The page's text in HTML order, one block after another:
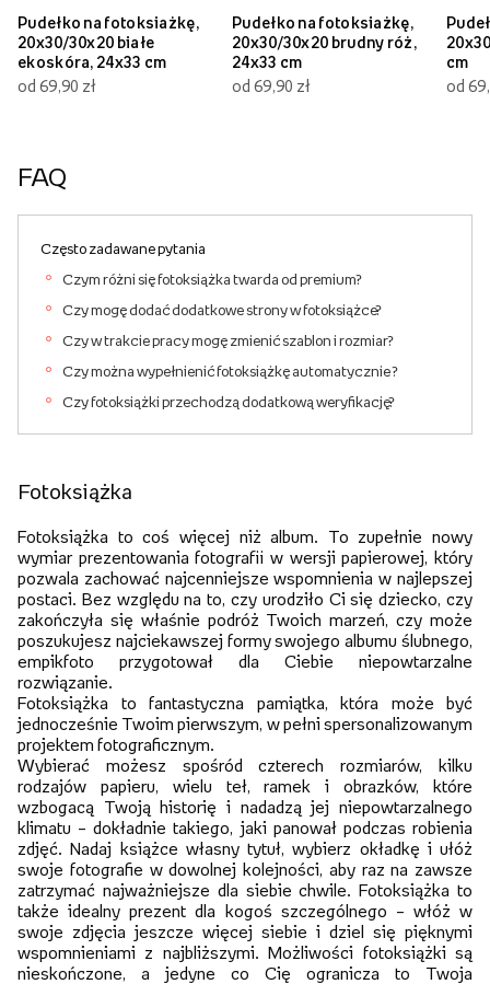
Pudełko na fotoksiażkę,
20x30/30x20 białe
ekoskóra, 24x33 cm
od 69,90 zł
Pudełko na fotoksiażkę,
20x30/30x20 brudny róż,
24x33 cm
od 69,90 zł
cm
od
FAQ
Często zadawane pytania
Czym różni się fotoksiążka twarda od premium?
Czy mogę dodać dodatkowe strony w fotoksiążce?
Czy w trakcie pracy mogę zmienić szablon i rozmiar?
Czy można wypełnienić fotoksiążkę automatycznie ?
Czy fotoksiążki przechodzą dodatkową weryfikację?
Fotoksiążka
Fotoksiążka to coś więcej niż album. To zupełnie nowy
wymiar prezentowania fotografii w wersji papierowej, który
pozwala zachować najcenniejsze wspomnienia w najlepszej
postaci. Bez względu na to, czy urodziło Ci się dziecko, czy
zakończyła się właśnie podróż Twoich marzeń, czy może
poszukujesz najciekawszej formy swojego albumu ślubnego,
empikfoto przygotował dla Ciebie niepowtarzalne
rozwiązanie.
Fotoksiążka to fantastyczna pamiątka, która może być
jednocześnie Twoim pierwszym, w pełni spersonalizowanym
projektem fotograficznym.
Wybierać możesz spośród czterech rozmiarów, kilku
rodzajów papieru, wielu teł, ramek i obrazków, które
wzbogacą Twoją historię i nadadzą jej niepowtarzalnego
klimatu – dokładnie takiego, jaki panował podczas robienia
zdjęć. Nadaj książce własny tytuł, wybierz okładkę i ułóż
swoje fotografie w dowolnej kolejności, aby raz na zawsze
zatrzymać najważniejsze dla siebie chwile. Fotoksiążka to
także idealny prezent dla kogoś szczególnego – włóż w
swoje zdjęcia jeszcze więcej siebie i dziel się pięknymi
wspomnieniami z najbliższymi. Możliwości fotoksiążki są
nieskończone, a jedyne co Cię ogranicza to Twoja